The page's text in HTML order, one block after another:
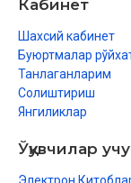
Кабинет
Шахсий кабинет
Буюртмалар
Танлаганларим
Солиштириш
Янгиликлар
Ўқувчилар